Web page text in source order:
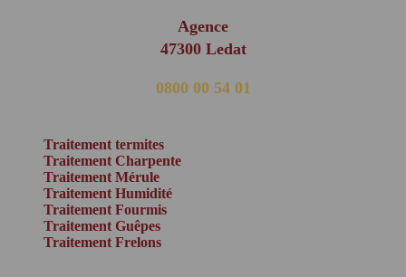
Agence
47300 Ledat
0800 00 54 01
Traitement termites
Traitement Charpente
Traitement Mérule
Traitement Humidité
Traitement Fourmis
Traitement Guêpes
Traitement Frelons